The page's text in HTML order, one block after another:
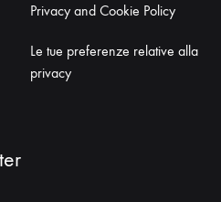
Privacy and Cookie Policy
Le tue preferenze relative alla
privacy